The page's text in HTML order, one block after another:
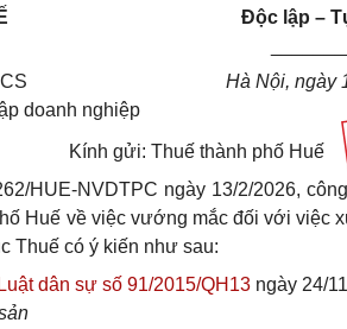
doanh nghiệp
Độc lập –
Hà Nội, ngày
Kính gửi: Thuế thành phố Huế
HUE-NVDTPC ngày 13/2/2026,
Huế về việc vướng mắc đối với việc
Thuế có ý kiến như sau:
dân sự số 91/2015/QH13 ngày 24/